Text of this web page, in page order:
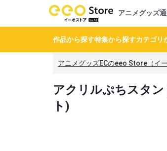
アニメグッズ
作品から探す特集から探すカテゴリ
アニメグッズECのeeo Store（イー
アクリルぷちスタ
ト)